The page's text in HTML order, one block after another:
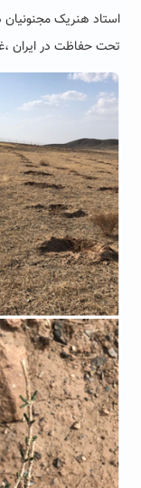
استاد هنریک
تحت حفاظت در ایران